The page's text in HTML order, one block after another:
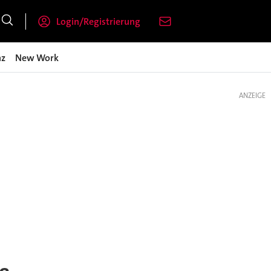
Login/Registrierung
New Work
ANZEIGE